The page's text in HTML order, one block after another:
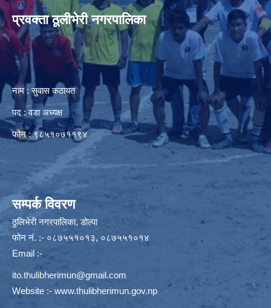
प्रवक्ता ठूलीभेरी नगरपालिका
नाम : सुवास कठायत
पद : वडा अध्यक्ष
फोन : ९८५१०७११९४
सम्पर्क विवरण
ठुलिभेरी नगरपालिका, डोल्पा
फोन नं. :- ०८७५५१०१३, ०८७५५१०१४
Email :-
ito.thulibherimun@gmail.com
Website :- www.thulibherimun.gov.np